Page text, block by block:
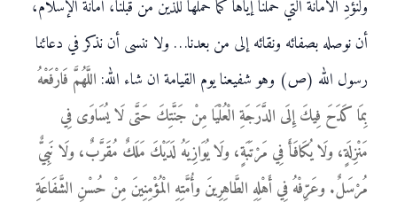
ولنؤدِّ الأمانة التي حملنا إياها كما حملها للذين من قبلنا، أمانة الإسلام،
أن نوصله بصفائه ونقائه إلى من بعدنا… ولا ننسى أن نذكر في دعائنا
رسول الله (ص) وهو شفيعنا يوم القيامة ان شاء الله: اللَّهُمَّ فَارْفَعْهُ
بِمَا كَدَحَ فِيكَ إِلَى الدَّرَجَةِ الْعُلْيَا مِنْ جَنَّتِكَ حَتَّى لَا يُسَاوَى فِي
مَنْزِلَةٍ، ولَا يُكَافَأَ فِي مَرْتَبَةٍ، ولَا يُوَازِيَهُ لَدَيْكَ مَلَكٌ مُقَرَّبٌ، ولَا نَبِيٌّ
مُرْسَلٌ. وعَرِّفْهُ فِي أَهْلِهِ الطَّاهِرِينَ وأُمَّتِهِ الْمُؤْمِنِينَ مِنْ حُسْنِ الشَّفَاعَةِ